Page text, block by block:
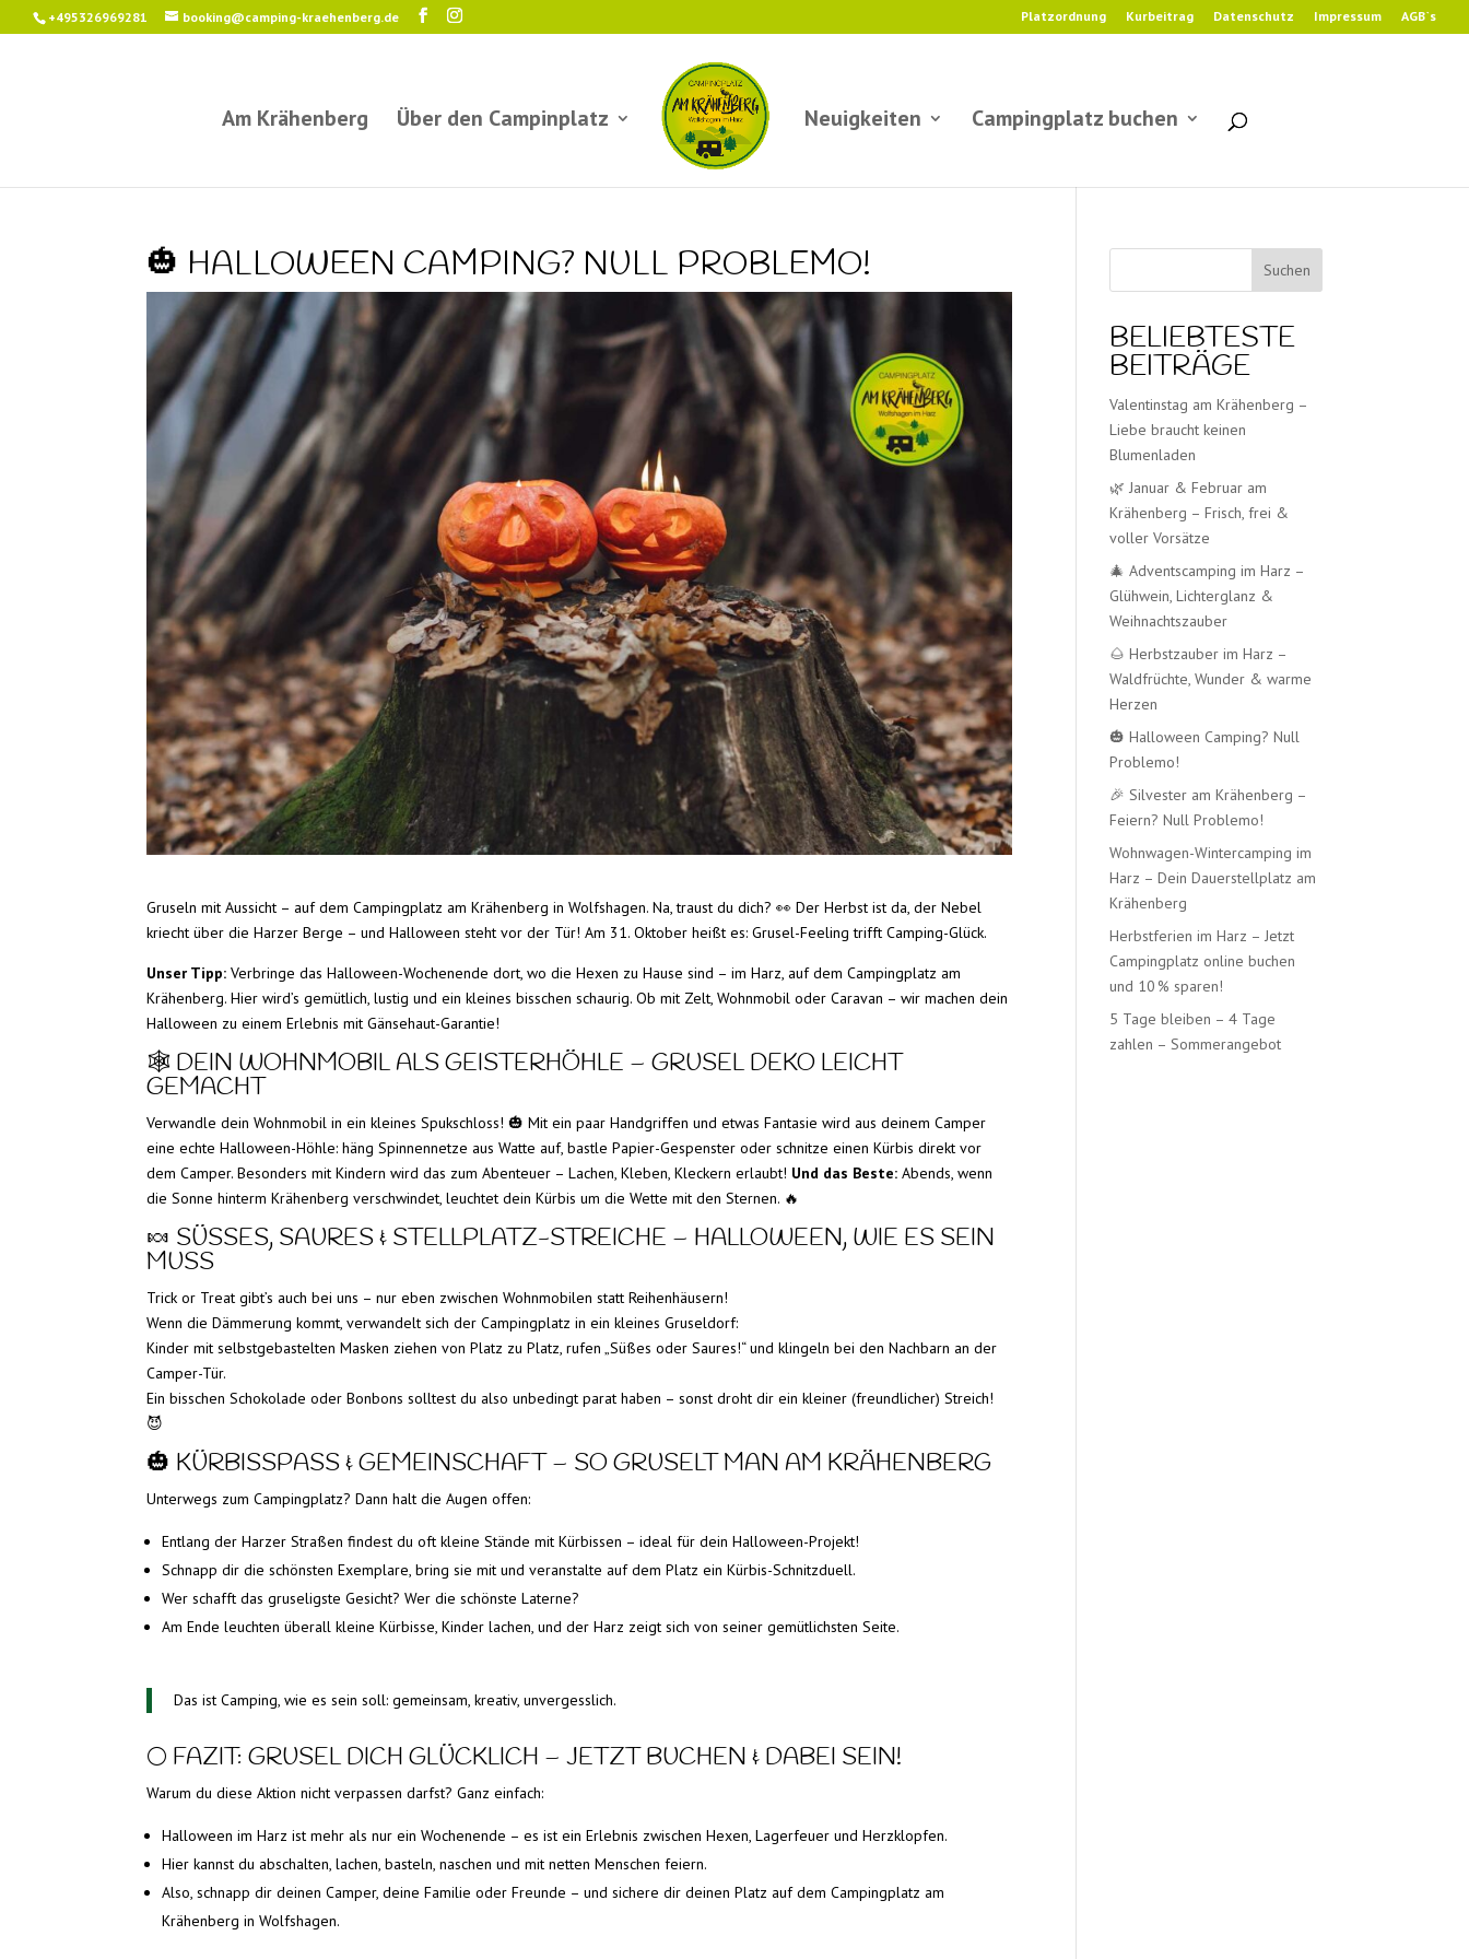
+495326969281 booking@camping-kraehenberg.de Platzordnung Kurbeitrag Datenschutz Impressum AGB`s
Am Krähenberg Über den Campinplatz Neuigkeiten Campingplatz buchen
🎃 HALLOWEEN CAMPING? NULL PROBLEMO!
Gruseln mit Aussicht – auf dem Campingplatz am Krähenberg in Wolfshagen. Na, traust du dich? 👀 Der Herbst ist da, der Nebel
kriecht über die Harzer Berge – und Halloween steht vor der Tür! Am 31. Oktober heißt es: Grusel-Feeling trifft Camping-Glück.
Unser Tipp: Verbringe das Halloween-Wochenende dort, wo die Hexen zu Hause sind – im Harz, auf dem Campingplatz am
Krähenberg. Hier wird’s gemütlich, lustig und ein kleines bisschen schaurig. Ob mit Zelt, Wohnmobil oder Caravan – wir machen dein
Halloween zu einem Erlebnis mit Gänsehaut-Garantie!
🕸️ DEIN WOHNMOBIL ALS GEISTERHÖHLE – GRUSEL DEKO LEICHT
GEMACHT
Verwandle dein Wohnmobil in ein kleines Spukschloss! 🎃 Mit ein paar Handgriffen und etwas Fantasie wird aus deinem Camper
eine echte Halloween-Höhle: häng Spinnennetze aus Watte auf, bastle Papier-Gespenster oder schnitze einen Kürbis direkt vor
dem Camper. Besonders mit Kindern wird das zum Abenteuer – Lachen, Kleben, Kleckern erlaubt! Und das Beste: Abends, wenn
die Sonne hinterm Krähenberg verschwindet, leuchtet dein Kürbis um die Wette mit den Sternen. 🔥
🍬 SÜSSES, SAURES & STELLPLATZ-STREICHE – HALLOWEEN, WIE ES SEIN M
USS
Trick or Treat gibt’s auch bei uns – nur eben zwischen Wohnmobilen statt Reihenhäusern!
Wenn die Dämmerung kommt, verwandelt sich der Campingplatz in ein kleines Gruseldorf:
Kinder mit selbstgebastelten Masken ziehen von Platz zu Platz, rufen „Süßes oder Saures!“ und klingeln bei den Nachbarn an der
Camper-Tür.
Ein bisschen Schokolade oder Bonbons solltest du also unbedingt parat haben – sonst droht dir ein kleiner (freundlicher) Streich!
😈
🎃 KÜRBISSPASS & GEMEINSCHAFT – SO GRUSELT MAN AM KRÄHENBERG
Unterwegs zum Campingplatz? Dann halt die Augen offen:
Entlang der Harzer Straßen findest du oft kleine Stände mit Kürbissen – ideal für dein Halloween-Projekt!
Schnapp dir die schönsten Exemplare, bring sie mit und veranstalte auf dem Platz ein Kürbis-Schnitzduell.
Wer schafft das gruseligste Gesicht? Wer die schönste Laterne?
Am Ende leuchten überall kleine Kürbisse, Kinder lachen, und der Harz zeigt sich von seiner gemütlichsten Seite.
Das ist Camping, wie es sein soll: gemeinsam, kreativ, unvergesslich.
🌕 FAZIT: GRUSEL DICH GLÜCKLICH – JETZT BUCHEN & DABEI SEIN!
Warum du diese Aktion nicht verpassen darfst? Ganz einfach:
Halloween im Harz ist mehr als nur ein Wochenende – es ist ein Erlebnis zwischen Hexen, Lagerfeuer und Herzklopfen.
Hier kannst du abschalten, lachen, basteln, naschen und mit netten Menschen feiern.
Also, schnapp dir deinen Camper, deine Familie oder Freunde – und sichere dir deinen Platz auf dem Campingplatz am
Krähenberg in Wolfshagen.
Suchen
BELIEBTESTE
BEITRÄGE
Valentinstag am Krähenberg –
Liebe braucht keinen
Blumenladen
🌿 Januar & Februar am
Krähenberg – Frisch, frei &
voller Vorsätze
🎄 Adventscamping im Harz –
Glühwein, Lichterglanz &
Weihnachtszauber
🌰 Herbstzauber im Harz –
Waldfrüchte, Wunder & warme
Herzen
🎃 Halloween Camping? Null
Problemo!
🎉 Silvester am Krähenberg –
Feiern? Null Problemo!
Wohnwagen-Wintercamping im
Harz – Dein Dauerstellplatz am
Krähenberg
Herbstferien im Harz – Jetzt
Campingplatz online buchen
und 10 % sparen!
5 Tage bleiben – 4 Tage
zahlen – Sommerangebot